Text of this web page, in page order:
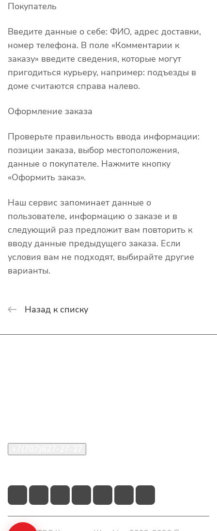
Покупатель
Введите данные о себе: ФИО, адрес доставки,
номер телефона. В поле «Комментарии к
заказу» введите сведения, которые могут
пригодиться курьеру, например: подъезды в
доме считаются справа налево.
Оформление заказа
Проверьте правильность ввода информации:
позиции заказа, выбор местоположения,
данные о покупателе. Нажмите кнопку
«Оформить заказ».
Наш сервис запоминает данные о
пользователе, информацию о заказе и в
следующий раз предложит вам повторить к
вводу данные предыдущего заказа. Если
условия вам не подходят, выбирайте другие
варианты.
Назад к списку